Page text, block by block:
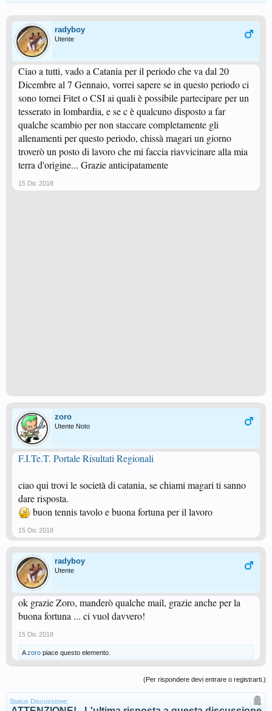
radyboy
Utente
Ciao a tutti, vado a Catania per il periodo che va dal 20
Dicembre al 7 Gennaio, vorrei sapere se in questo periodo ci
sono tornei Fitet o CSI ai quali è possibile partecipare per un
tesserato in lombardia, e se c è qualcuno disposto a far
qualche scambio per non staccare completamente gli
allenamenti per questo periodo, chissà magari un giorno
troverò un posto di lavoro che mi faccia riavvicinare alla mia
terra d'origine... Grazie anticipatamente
15 Dic 2018
zoro
Utente Noto
F.I.Te.T. Portale Risultati Regionali
ciao qui trovi le società di catania, se chiami magari ti sanno
dare risposta.
buon tennis tavolo e buona fortuna per il lavoro
15 Dic 2018
radyboy
Utente
ok grazie Zoro, manderò qualche mail, grazie anche per la
buona fortuna ... ci vuol davvero!
15 Dic 2018
Azoro piace questo elemento.
(Per rispondere devi entrare o registrarti.)
Status Discussione: